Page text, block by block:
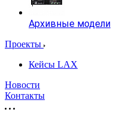
Архивные модели
Проекты
Кейсы LAX
Новости
Контакты